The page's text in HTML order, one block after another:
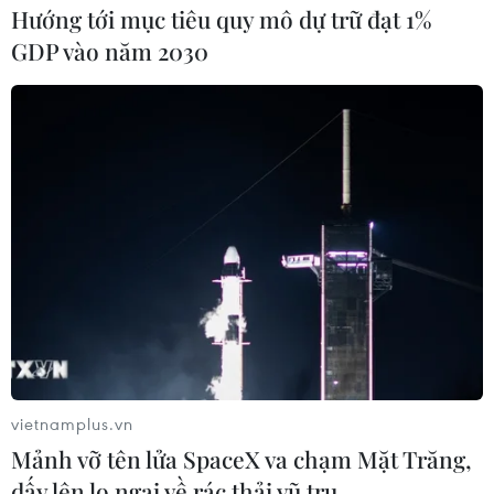
Vụ Đồng Tâm: 3 chiến sỹ công an hy sinh, 1
đối tượng chống đối tử vong
09/01/2020 05:22
Hướng tới mục tiêu quy mô dự trữ đạt 1%
GDP vào năm 2030
vietnamplus.vn
Mảnh vỡ tên lửa SpaceX va chạm Mặt Trăng,